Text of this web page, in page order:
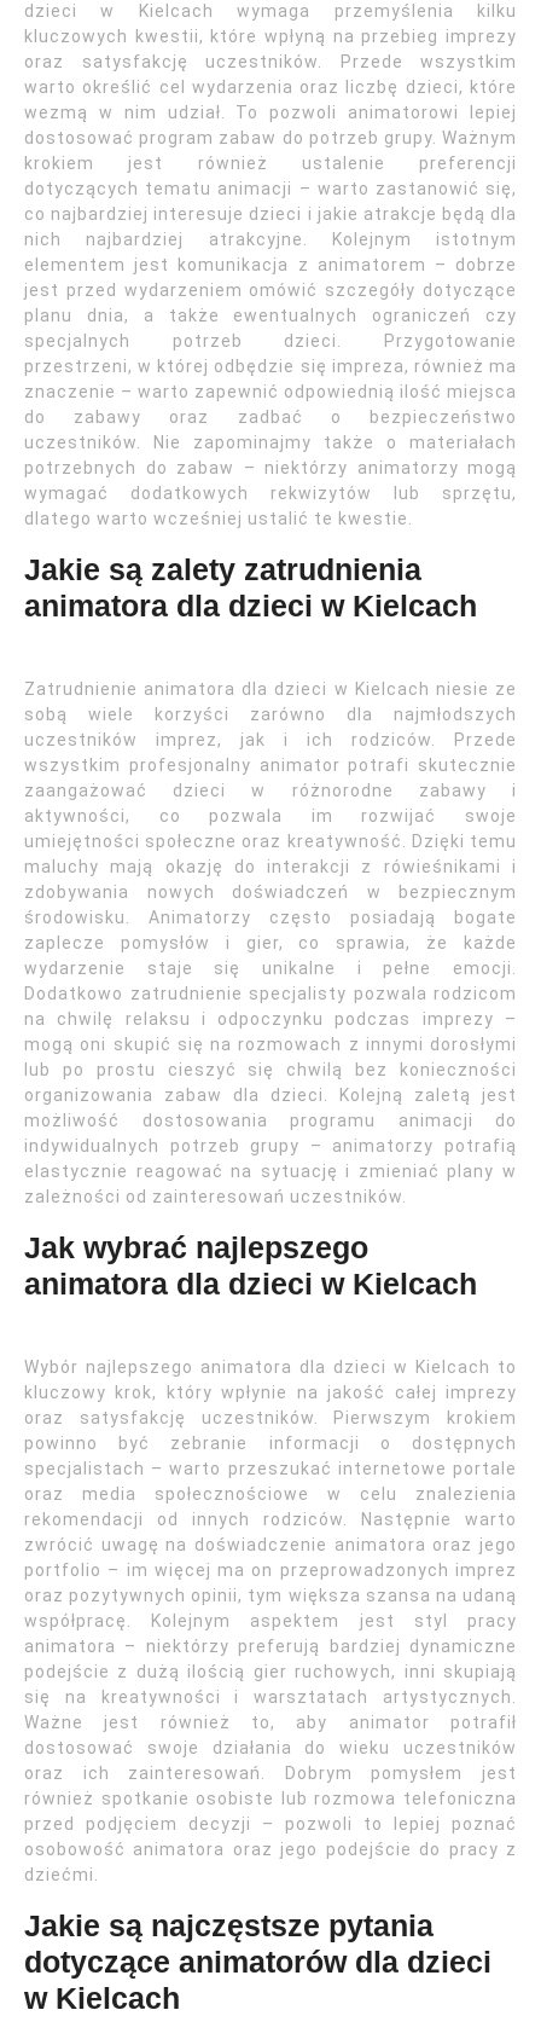
dzieci w Kielcach wymaga przemyślenia kilku
kluczowych kwestii, które wpłyną na przebieg imprezy
oraz satysfakcję uczestników. Przede wszystkim
warto określić cel wydarzenia oraz liczbę dzieci, które
wezmą w nim udział. To pozwoli animatorowi lepiej
dostosować program zabaw do potrzeb grupy. Ważnym
krokiem jest również ustalenie preferencji
dotyczących tematu animacji – warto zastanowić się,
co najbardziej interesuje dzieci i jakie atrakcje będą dla
nich najbardziej atrakcyjne. Kolejnym istotnym
elementem jest komunikacja z animatorem – dobrze
jest przed wydarzeniem omówić szczegóły dotyczące
planu dnia, a także ewentualnych ograniczeń czy
specjalnych potrzeb dzieci. Przygotowanie
przestrzeni, w której odbędzie się impreza, również ma
znaczenie – warto zapewnić odpowiednią ilość miejsca
do zabawy oraz zadbać o bezpieczeństwo
uczestników. Nie zapominajmy także o materiałach
potrzebnych do zabaw – niektórzy animatorzy mogą
wymagać dodatkowych rekwizytów lub sprzętu,
dlatego warto wcześniej ustalić te kwestie.
Jakie są zalety zatrudnienia
animatora dla dzieci w Kielcach
Zatrudnienie animatora dla dzieci w Kielcach niesie ze
sobą wiele korzyści zarówno dla najmłodszych
uczestników imprez, jak i ich rodziców. Przede
wszystkim profesjonalny animator potrafi skutecznie
zaangażować dzieci w różnorodne zabawy i
aktywności, co pozwala im rozwijać swoje
umiejętności społeczne oraz kreatywność. Dzięki temu
maluchy mają okazję do interakcji z rówieśnikami i
zdobywania nowych doświadczeń w bezpiecznym
środowisku. Animatorzy często posiadają bogate
zaplecze pomysłów i gier, co sprawia, że każde
wydarzenie staje się unikalne i pełne emocji.
Dodatkowo zatrudnienie specjalisty pozwala rodzicom
na chwilę relaksu i odpoczynku podczas imprezy –
mogą oni skupić się na rozmowach z innymi dorosłymi
lub po prostu cieszyć się chwilą bez konieczności
organizowania zabaw dla dzieci. Kolejną zaletą jest
możliwość dostosowania programu animacji do
indywidualnych potrzeb grupy – animatorzy potrafią
elastycznie reagować na sytuację i zmieniać plany w
zależności od zainteresowań uczestników.
Jak wybrać najlepszego
animatora dla dzieci w Kielcach
Wybór najlepszego animatora dla dzieci w Kielcach to
kluczowy krok, który wpłynie na jakość całej imprezy
oraz satysfakcję uczestników. Pierwszym krokiem
powinno być zebranie informacji o dostępnych
specjalistach – warto przeszukać internetowe portale
oraz media społecznościowe w celu znalezienia
rekomendacji od innych rodziców. Następnie warto
zwrócić uwagę na doświadczenie animatora oraz jego
portfolio – im więcej ma on przeprowadzonych imprez
oraz pozytywnych opinii, tym większa szansa na udaną
współpracę. Kolejnym aspektem jest styl pracy
animatora – niektórzy preferują bardziej dynamiczne
podejście z dużą ilością gier ruchowych, inni skupiają
się na kreatywności i warsztatach artystycznych.
Ważne jest również to, aby animator potrafił
dostosować swoje działania do wieku uczestników
oraz ich zainteresowań. Dobrym pomysłem jest
również spotkanie osobiste lub rozmowa telefoniczna
przed podjęciem decyzji – pozwoli to lepiej poznać
osobowość animatora oraz jego podejście do pracy z
dziećmi.
Jakie są najczęstsze pytania
dotyczące animatorów dla dzieci
w Kielcach